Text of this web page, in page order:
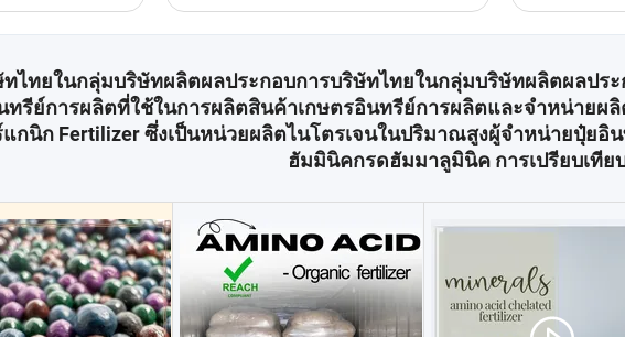
ไทยในกลุ่มบริษัทผลิตผลประกอบการบริษัทไทยในกลุ่มบริษัทผลิตผลป
ย์การผลิตที่ใช้ในการผลิตสินค้าเกษตรอินทรีย์การผลิตและจำหน่ายผ
แกนิก Fertilizer ซึ่งเป็นหน่วยผลิตไนโตรเจนในปริมาณสูงผู้จำหน่ายปุ๋ย
ฮัมมินิคกรดฮัมมาลูมินิค การเปรียบเทีย